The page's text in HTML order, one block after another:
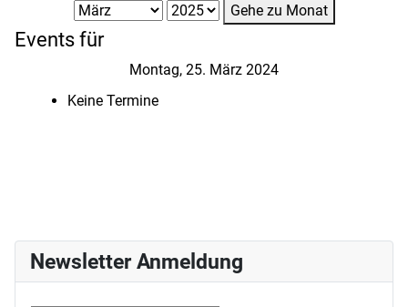
Gehe zu Monat
Events für
Montag, 25. März 2024
Keine Termine
Newsletter Anmeldung